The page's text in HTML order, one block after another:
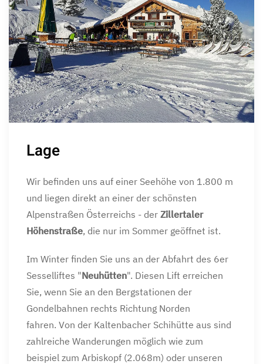
Lage
Wir befinden uns auf einer Seehöhe von 1.800 m
und liegen direkt an einer der schönsten
Alpenstraßen Österreichs - der Zillertaler
Höhenstraße, die nur im Sommer geöffnet ist.
Im Winter finden Sie uns an der Abfahrt des 6er
Sesselliftes "Neuhütten". Diesen Lift erreichen
Sie, wenn Sie an den Bergstationen der
Gondelbahnen rechts Richtung Norden
fahren. Von der Kaltenbacher Schihütte aus sind
zahlreiche Wanderungen möglich wie zum
beispiel zum Arbiskopf (2.068m) oder unseren